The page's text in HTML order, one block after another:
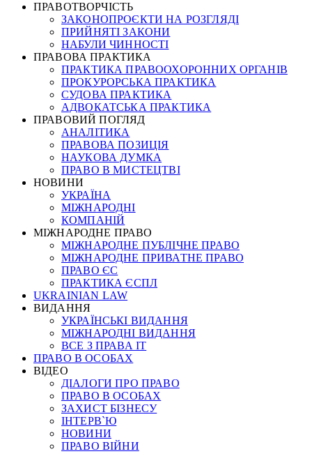
ПРАВОТВОРЧІСТЬ
ЗАКОНОПРОЄКТИ НА РОЗГЛЯДІ
ПРИЙНЯТІ ЗАКОНИ
НАБУЛИ ЧИННОСТІ
ПРАВОВА ПРАКТИКА
ПРАКТИКА ПРАВООХОРОННИХ ОРГАНІВ
ПРОКУРОРСЬКА ПРАКТИКА
СУДОВА ПРАКТИКА
АДВОКАТСЬКА ПРАКТИКА
ПРАВОВИЙ ПОГЛЯД
АНАЛІТИКА
ПРАВОВА ПОЗИЦІЯ
НАУКОВА ДУМКА
ПРАВО В МИСТЕЦТВІ
НОВИНИ
УКРАЇНА
МІЖНАРОДНІ
КОМПАНІЙ
МІЖНАРОДНЕ ПРАВО
МІЖНАРОДНЕ ПУБЛІЧНЕ ПРАВО
МІЖНАРОДНЕ ПРИВАТНЕ ПРАВО
ПРАВО ЄС
ПРАКТИКА ЄСПЛ
UKRAINIAN LAW
ВИДАННЯ
УКРАЇНСЬКІ ВИДАННЯ
МІЖНАРОДНІ ВИДАННЯ
ВСЕ З ПРАВА ІТ
ПРАВО В ОСОБАХ
ВІДЕО
ДІАЛОГИ ПРО ПРАВО
ПРАВО В ОСОБАХ
ЗАХИСТ БІЗНЕСУ
ІНТЕРВ`Ю
НОВИНИ
ПРАВО ВІЙНИ